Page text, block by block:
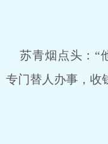
苏青烟点头：“
专门替人办事，收